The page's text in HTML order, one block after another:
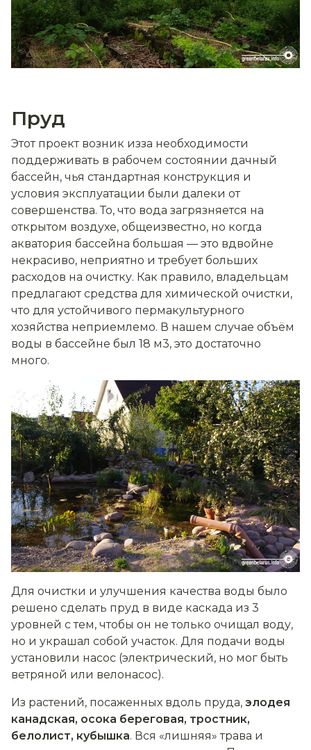
Пруд
Этот проект возник из­за необходимости
поддерживать в рабочем состоянии дачный
бассейн, чья стандартная конструкция и
условия эксплуатации были далеки от
совершенства. То, что вода загрязняется на
открытом воздухе, общеизвестно, но когда
акватория бассейна большая — это вдвойне
некрасиво, неприятно и требует больших
расходов на очистку. Как правило, владельцам
предлагают средства для химической очистки,
что для устойчивого пермакультурного
хозяйства неприемлемо. В нашем случае объём
воды в бассейне был 18 м3, это достаточно
много.
Для очистки и улучшения качества воды было
решено сделать пруд в виде каскада из 3
уровней с тем, чтобы он не только очищал воду,
но и украшал собой участок. Для подачи воды
установили насос (электрический, но мог быть
ветряной или велонасос).
Из растений, посаженных вдоль пруда, элодея
канадская, осока береговая, тростник,
белолист, кубышка. Вся «лишняя» трава и